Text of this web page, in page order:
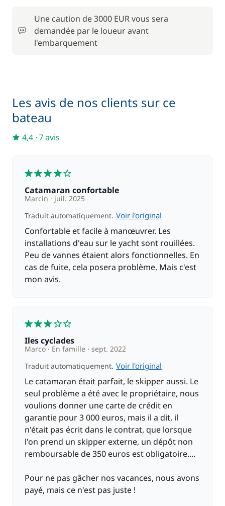
En option
Filet de sécurité
Hôtesse (repas non inclus)
Kayak
Paddle
Skipper (repas non inclus) 240,00 €
/ nuit
Une caution de 3000 EUR vous sera
demandée par le loueur avant
l'embarquement
Les avis de nos clients sur ce
bateau
4,4 · 7 avis
Catamaran confortable
Marcin
juil. 2025
Traduit automatiquement. Voir l'original
Confortable et facile à manœuvrer. Les
installations d'eau sur le yacht sont rouillées.
Peu de vannes étaient alors fonctionnelles. En
cas de fuite, cela posera problème. Mais c'est
mon avis.
Iles cyclades
Marco En famille
sept. 2022
Traduit automatiquement. Voir l'original
Le catamaran était parfait, le skipper aussi. Le
seul problème a été avec le propriétaire, nous
voulions donner une carte de crédit en
garantie pour 3 000 euros, mais il a dit, il
n'était pas écrit dans le contrat, que lorsque
l'on prend un skipper externe, un dépôt non
remboursable de 350 euros est obligatoire....
Pour ne pas gâcher nos vacances, nous avons
payé, mais ce n'est pas juste !